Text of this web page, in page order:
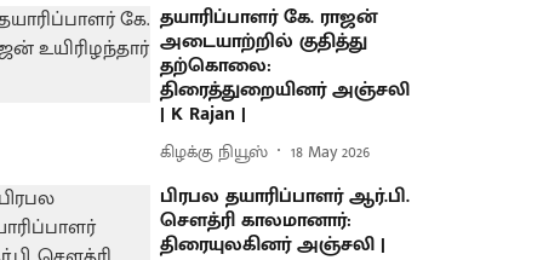
தயாரிப்பாளர் கே. ராஜன்
அடையாற்றில் குதித்து
தற்கொலை:
திரைத்துறையினர் அஞ்சலி
| K Rajan |
கிழக்கு நியூஸ் 18 May 2026
பிரபல தயாரிப்பாளர் ஆர்.பி.
சௌத்ரி காலமானார்:
திரையுலகினர் அஞ்சலி |